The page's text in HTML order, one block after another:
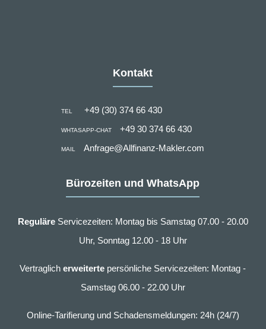
Kontakt
TEL +49 (30) 374 66 430
WHTASAPP-CHAT +49 30 374 66 430
MAIL Anfrage@Allfinanz-Makler.com
Bürozeiten und WhatsApp
ReguläreServicezeiten: Montag bis Samstag 07.00 - 20.00
Uhr, Sonntag 12.00 - 18 Uhr
Vertraglicherweiterte persönliche Servicezeiten: Montag -
Samstag 06.00 - 22.00 Uhr
Online-Tarifierung und Schadensmeldungen: 24h (24/7)